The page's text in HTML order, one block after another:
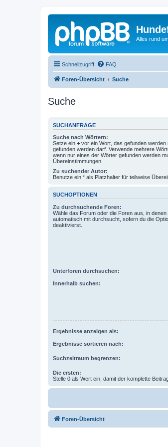
Alles rund
Schnellzugriff FAQ
Foren-Übersicht Suche
Suche
SUCHANFRAGE
Suche nach Wörtern:
Setze ein + vor ein Wort, das gefunden werden
gefunden werden darf. Verwende mehrere
wenn nur eines der Wörter gefunden werden
Übereinstimmungen.
Zu suchender Autor:
Benutze ein * als Platzhalter für teilweise
SUCHOPTIONEN
Zu durchsuchende Foren:
Wähle das Forum oder die Foren aus, in
automatisch mit durchsucht, sofern du die
deaktivierst.
Unterforen durchsuchen:
Innerhalb suchen:
Ergebnisse anzeigen als:
Ergebnisse sortieren nach:
Suchzeitraum begrenzen:
Die ersten:
Stelle 0 als Wert ein, damit der komplette
Foren-Übersicht